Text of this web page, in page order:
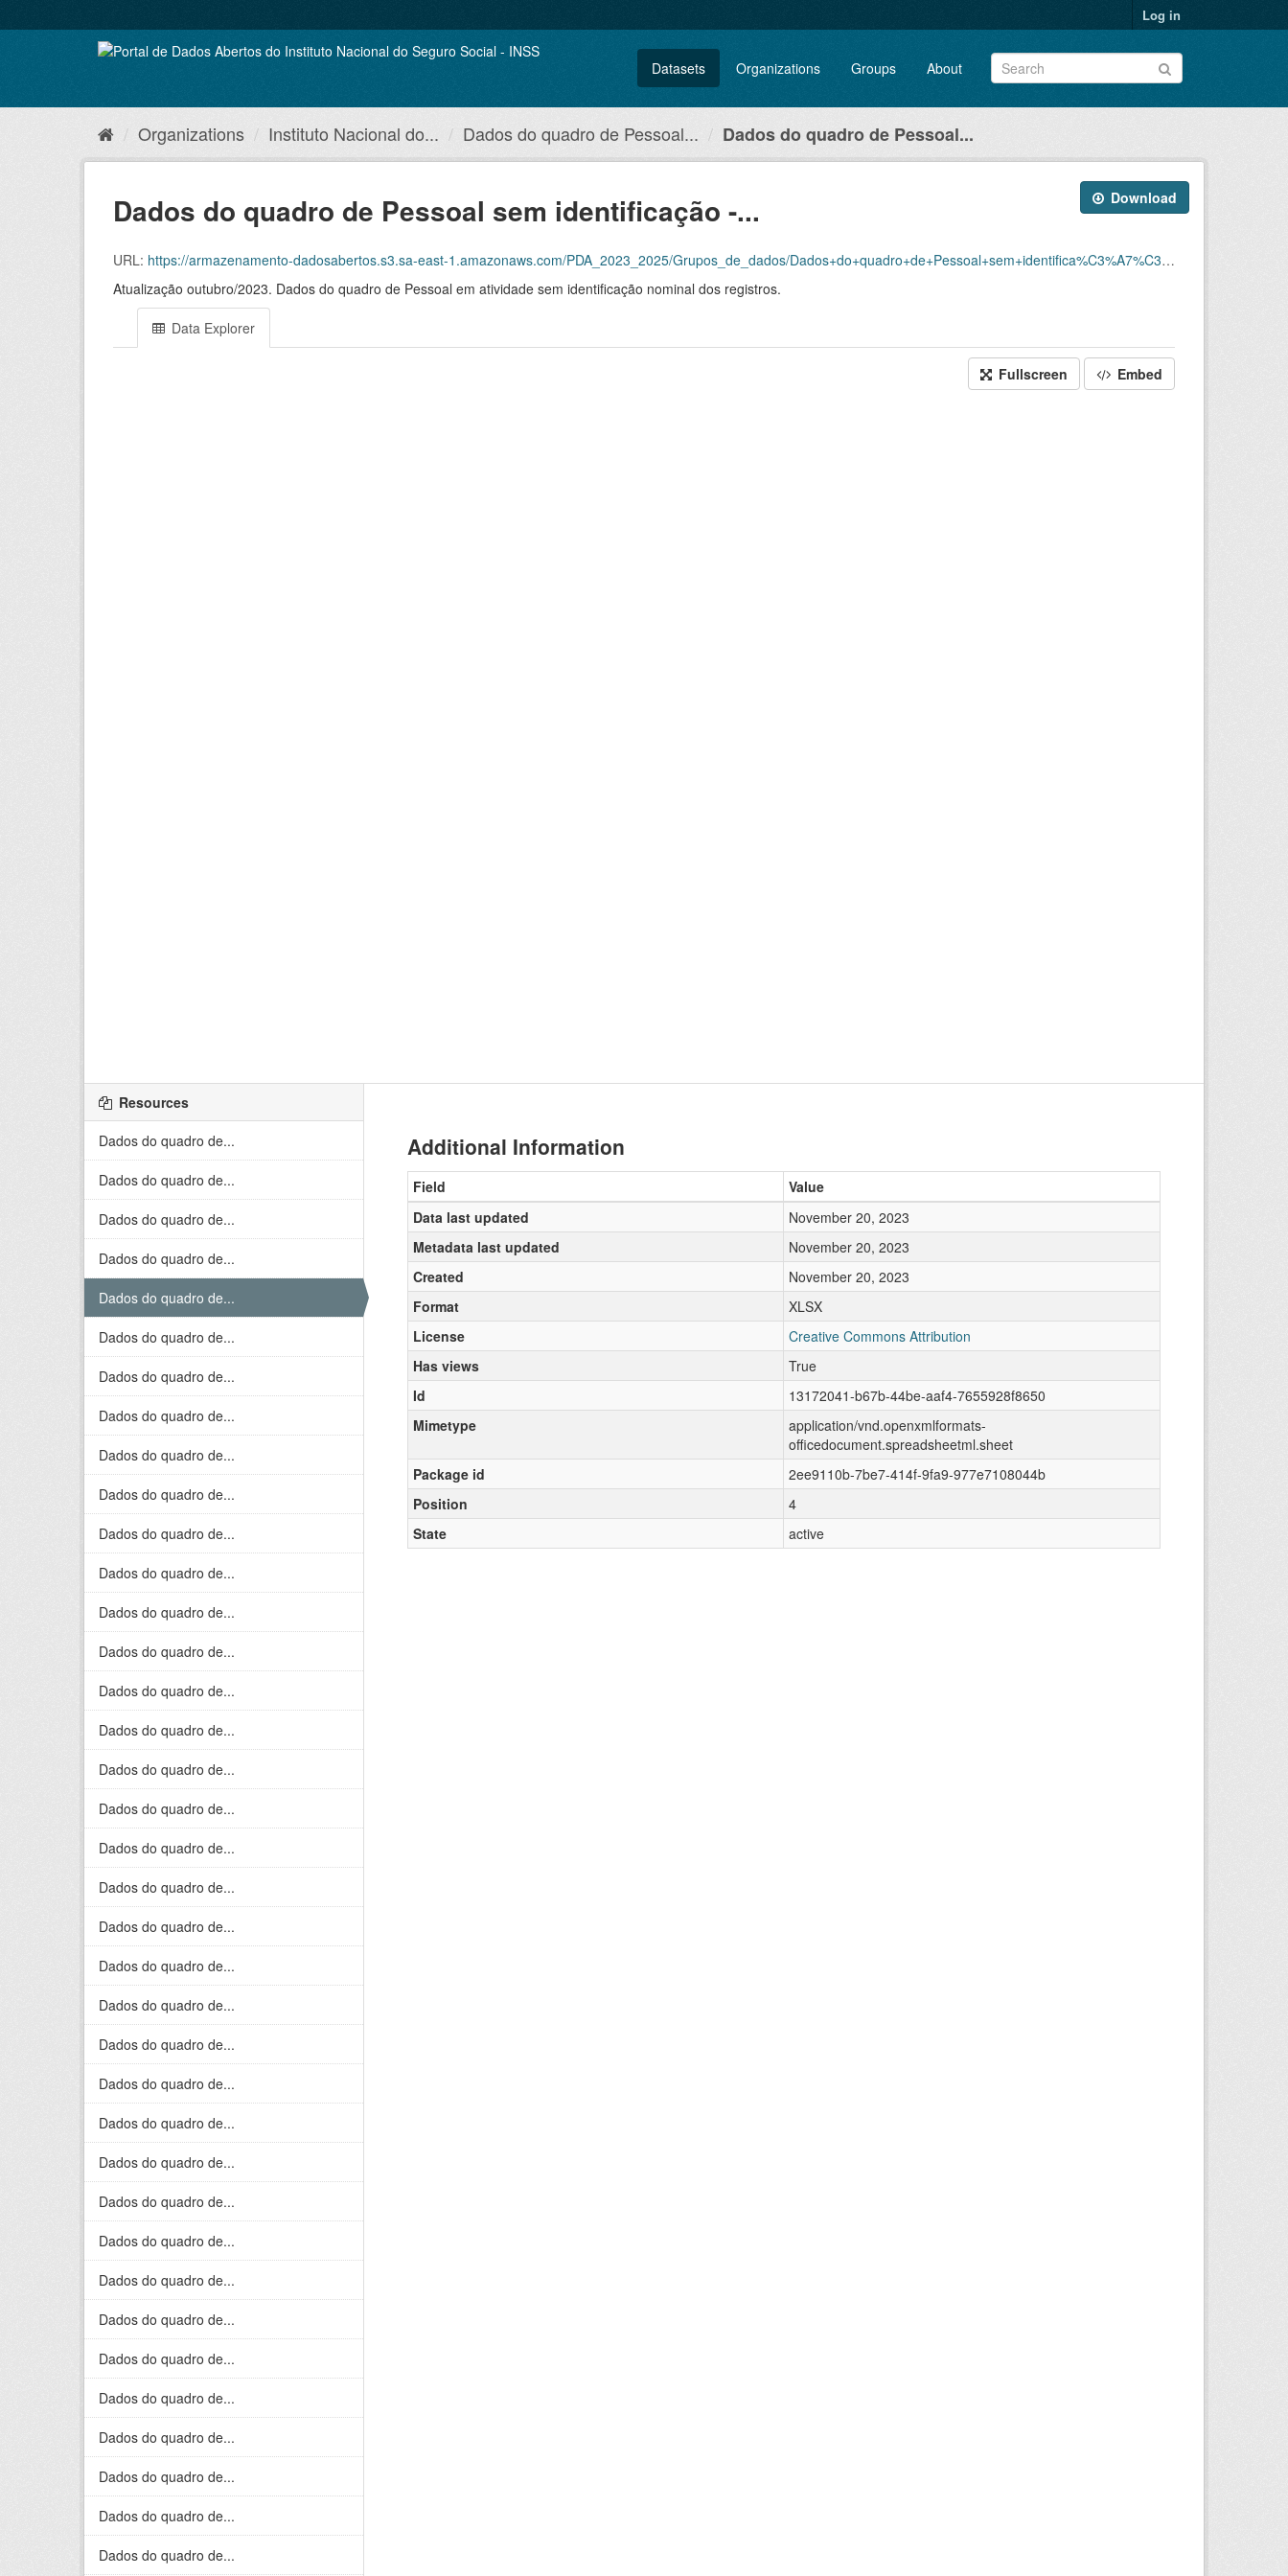
to
Log in
Datasets Organizations Groups About
Organizations Instituto Nacional do... Dados do quadro de Pessoal... Dados do quadro de Pessoal...
Download
Dados do quadro de Pessoal sem identificação -...
URL: https://armazenamento-dadosabertos.s3.sa-east-1.amazonaws.com/PDA_2023_2025/Grupos_de_dados/Dados+do+quadro+de+Pessoal+sem+identifica%C3%A7%C3%A3o/Dados_sem_ID_Pessoal_em_atividade_202310.xlsx
Atualização outubro/2023. Dados do quadro de Pessoal em atividade sem identificação nominal dos registros.
Data Explorer
Fullscreen Embed
Resources
Dados do quadro de...
Dados do quadro de...
Dados do quadro de...
Dados do quadro de...
Dados do quadro de...
Dados do quadro de...
Dados do quadro de...
Dados do quadro de...
Dados do quadro de...
Dados do quadro de...
Dados do quadro de...
Dados do quadro de...
Dados do quadro de...
Dados do quadro de...
Dados do quadro de...
Dados do quadro de...
Dados do quadro de...
Dados do quadro de...
Dados do quadro de...
Dados do quadro de...
Dados do quadro de...
Dados do quadro de...
Dados do quadro de...
Dados do quadro de...
Dados do quadro de...
Dados do quadro de...
Dados do quadro de...
Dados do quadro de...
Dados do quadro de...
Dados do quadro de...
Dados do quadro de...
Dados do quadro de...
Dados do quadro de...
Dados do quadro de...
Dados do quadro de...
Dados do quadro de...
Dados do quadro de...
Additional Information
Field
Value
Data last updated
November 20, 2023
Metadata last updated
November 20, 2023
Created
November 20, 2023
Format
XLSX
License
Creative Commons Attribution
Has views
True
Id
13172041-b67b-44be-aaf4-7655928f8650
Mimetype
application/vnd.openxmlformats-
officedocument.spreadsheetml.sheet
Package id
2ee9110b-7be7-414f-9fa9-977e7108044b
Position
4
State
active